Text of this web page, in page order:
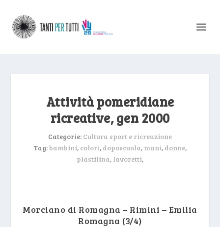
Attività pomeridiane
ricreative, gen 2000
Categorie: Cultura sport e ricreazione
Tag:bambini, colori, doposcuola, mani, donne,
plastilina, lavoretti,
Morciano di Romagna – Rimini – Emilia
Romagna (3/4)